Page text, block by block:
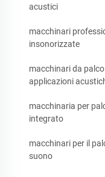
acustici
macchinari
insonorizzate
macchinari da
applicazioni
macchinaria per
integrato
macchinari per il
suono